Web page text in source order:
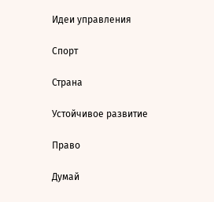
Идеи управления
Спорт
Страна
Устойчивое развитие
Право
Думай